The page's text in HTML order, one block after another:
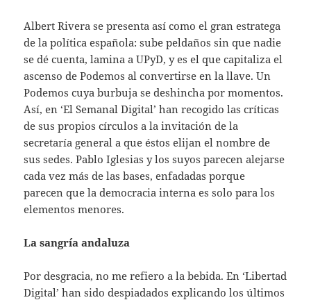
Albert Rivera se presenta así como el gran estratega
de la política española: sube peldaños sin que nadie
se dé cuenta, lamina a UPyD, y es el que capitaliza el
ascenso de Podemos al convertirse en la llave. Un
Podemos cuya burbuja se deshincha por momentos.
Así, en ‘El Semanal Digital’ han recogido las críticas
de sus propios círculos a la invitación de la
secretaría general a que éstos elijan el nombre de
sus sedes. Pablo Iglesias y los suyos parecen alejarse
cada vez más de las bases, enfadadas porque
parecen que la democracia interna es solo para los
elementos menores.
La sangría andaluza
Por desgracia, no me refiero a la bebida. En ‘Libertad
Digital’ han sido despiadados explicando los últimos